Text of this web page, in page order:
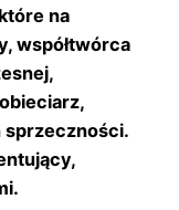
na
współtwórca
sprzeczności.